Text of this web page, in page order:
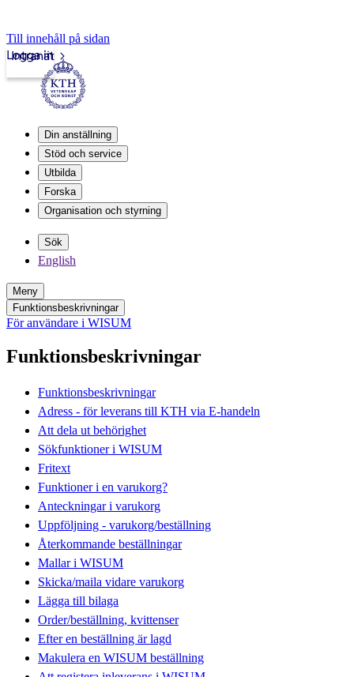
Till innehåll på sidan
Intranät
Logga in
Din anställning
Stöd och service
Utbilda
Forska
Organisation och styrning
Sök
English
Meny
Funktionsbeskrivningar
För användare i WISUM
Funktionsbeskrivningar
Funktionsbeskrivningar
Adress - för leverans till KTH via E-handeln
Att dela ut behörighet
Sökfunktioner i WISUM
Fritext
Funktioner i en varukorg?
Anteckningar i varukorg
Uppföljning - varukorg/beställning
Återkommande beställningar
Mallar i WISUM
Skicka/maila vidare varukorg
Lägga till bilaga
Order/beställning, kvittenser
Efter en beställning är lagd
Makulera en WISUM beställning